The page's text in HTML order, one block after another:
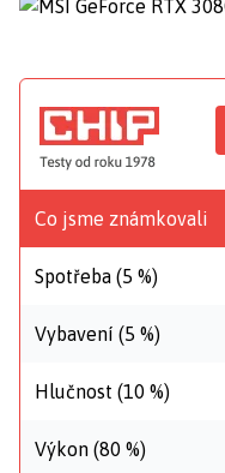
Co jsme známkovali
Spotřeba (5 %)
Vybavení (5 %)
Hlučnost (10 %)
Výkon (80 %)